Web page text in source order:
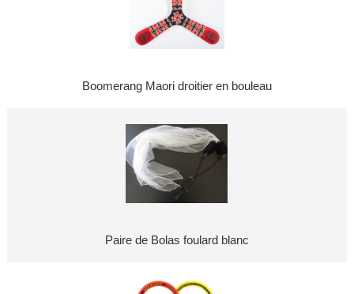
Boomerang Maori droitier en bouleau
Paire de Bolas foulard blanc